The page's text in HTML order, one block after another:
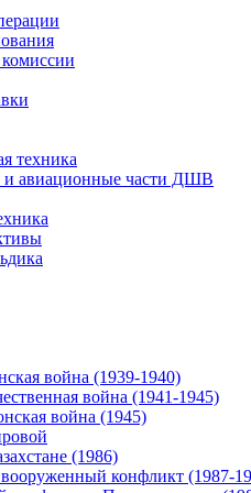
техника
авиационные части ДШВ
война (1939-1940)
война (1941-1945)
война (1945)
(1986)
конфликт (1987-